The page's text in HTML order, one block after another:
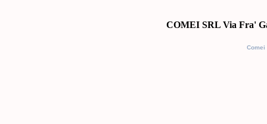
COMEI SRL Via Fra'
Comei